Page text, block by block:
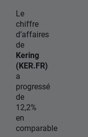
Le
chiffre
d’affaires
de
Kering
(KER.FR)
a
progressé
de
12,2%
en
comparable